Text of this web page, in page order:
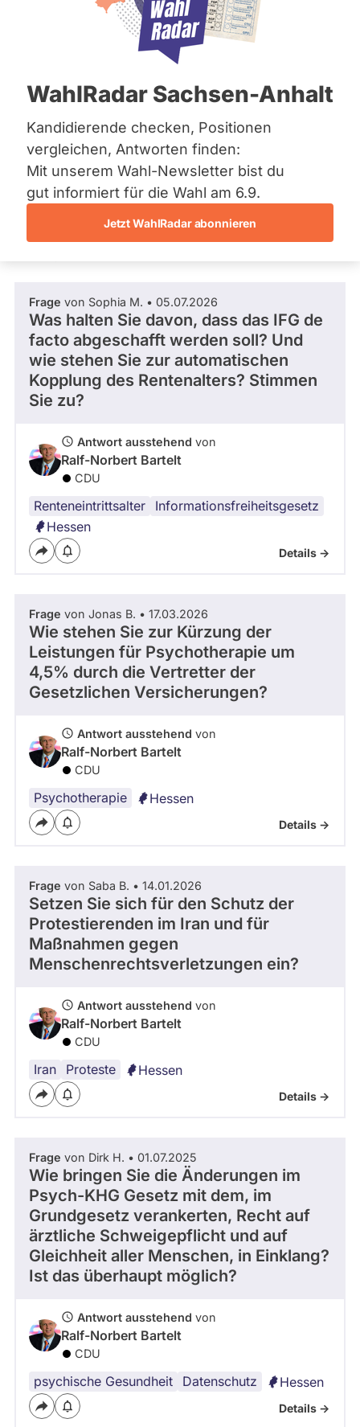
Bremen
Hamburg
Mecklenburg-Vorpommern
Nordrhein-Westfalen
Saarland
Sachsen
Sachsen-Anhalt
Sachsen-Anhalt
Schleswig-Holstein
Thüringen
Archiv
Spenden
WahlRadar Sachsen-Anhalt
Kandidierende checken, Positionen
vergleichen, Antworten finden:
Mit unserem Wahl-Newsletter bist du
gut informiert für die Wahl am 6.9.
Jetzt WahlRadar abonnieren
a
s
f
a
k
o
CDU
Abgeordneter Hessen 2024 - 2029
Wahlkreis
Wahlkreis
am Main
31,20
%
13
0/ 5
Fragen beantwortet
Es
nur
Fragen
und
Antworten
welche
gestellt
wurden.
aus
vergangenen
Kandidaturen
und
berücksichtigt.
Abgeordneter Hessen
Frage stellen
Fragen und Antworten
Frage von Sophia M. • 05.07.2026
Was halten Sie davon, dass das IFG de
facto abgeschafft werden soll? Und
wie stehen Sie zur automatischen
Kopplung des Rentenalters? Stimmen
Sie zu?
Antwort ausstehend von
Ralf-Norbert Bartelt
CDU
Renteneintrittsalter
Informationsfreiheitsgesetz
Hessen
Details ->
Frage von Jonas B. • 17.03.2026
Wie stehen Sie zur Kürzung der
Leistungen für Psychotherapie um
4,5% durch die Vertretter der
Gesetzlichen Versicherungen?
Antwort ausstehend von
Ralf-Norbert Bartelt
CDU
Psychotherapie Hessen
Details ->
Frage von Saba B. • 14.01.2026
Setzen Sie sich für den Schutz der
Protestierenden im Iran und für
Maßnahmen gegen
Menschenrechtsverletzungen ein?
Antwort ausstehend von
Ralf-Norbert Bartelt
CDU
Iran Proteste Hessen
Details ->
Frage von Dirk H. • 01.07.2025
Wie bringen Sie die Änderungen im
Psych-KHG Gesetz mit dem, im
Grundgesetz verankerten, Recht auf
ärztliche Schweigepflicht und auf
Gleichheit aller Menschen, in Einklang?
Ist das überhaupt möglich?
Antwort ausstehend von
Ralf-Norbert Bartelt
CDU
psychische Gesundheit Datenschutz
Grundgesetz Hessen
Details ->